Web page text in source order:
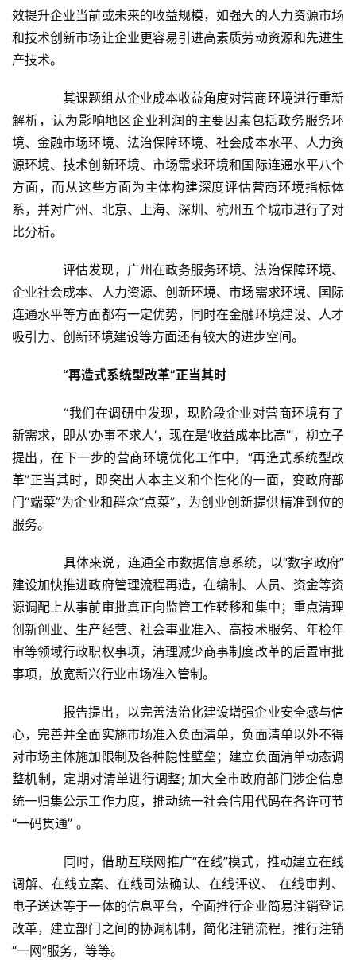
技
经
融
互
联
网
综
艺
房
母
婴
亲
子
时
尚
健
康
关
于
我
们
我
们
效提升企业当前或未来的收益规模，如强大的人力资源市场
和技术创新市场让企业更容易引进高素质劳动资源和先进生
产技术。
其课题组从企业成本收益角度对营商环境进行重新
解析，认为影响地区企业利润的主要因素包括政务服务环
境、金融市场环境、法治保障环境、社会成本水平、人力资
源环境、技术创新环境、市场需求环境和国际连通水平八个
方面，而从这些方面为主体构建深度评估营商环境指标体
系，并对广州、北京、上海、深圳、杭州五个城市进行了对
比分析。
评估发现，广州在政务服务环境、法治保障环境、
企业社会成本、人力资源、创新环境、市场需求环境、国际
连通水平等方面都有一定优势，同时在金融环境建设、人才
吸引力、创新环境建设等方面还有较大的进步空间。
“再造式系统型改革”正当其时
“我们在调研中发现，现阶段企业对营商环境有了
新需求，即从‘办事不求人’，现在是‘收益成本比高’”，柳立子
提出，在下一步的营商环境优化工作中，“再造式系统型改
革”正当其时，即突出人本主义和个性化的一面，变政府部
门“端菜”为企业和群众“点菜”，为创业创新提供精准到位的
服务。
具体来说，连通全市数据信息系统，以“数字政府”
建设加快推进政府管理流程再造，在编制、人员、资金等资
源调配上从事前审批真正向监管工作转移和集中；重点清理
创新创业、生产经营、社会事业准入、高技术服务、年检年
审等领域行政职权事项，清理减少商事制度改革的后置审批
事项，放宽新兴行业市场准入管制。
报告提出，以完善法治化建设增强企业安全感与信
心，完善并全面实施市场准入负面清单，负面清单以外不得
对市场主体施加限制及各种隐性壁垒；建立负面清单动态调
整机制，定期对清单进行调整; 加大全市政府部门涉企信息
统一归集公示工作力度，推动统一社会信用代码在各许可节
“一码贯通” 。
同时，借助互联网推广“在线”模式，推动建立在线
调解、在线立案、在线司法确认、在线评议、 在线审判、
电子送达等于一体的信息平台，全面推行企业简易注销登记
改革，建立部门之间的协调机制，简化注销流程，推行注销
“一网”服务，等等。